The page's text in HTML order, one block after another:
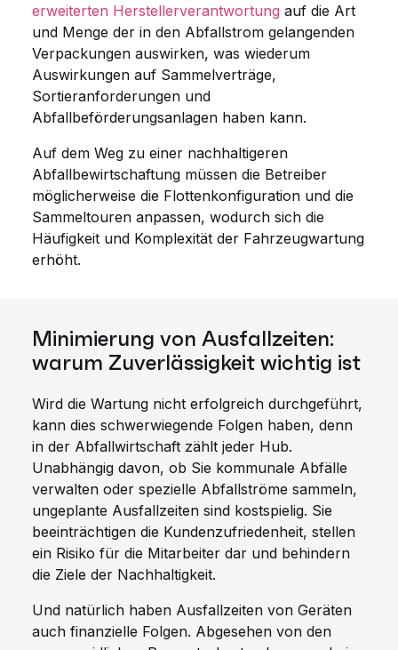
erweiterten Herstellerverantwortung auf die Art
und Menge der in den Abfallstrom gelangenden
Verpackungen auswirken, was wiederum
Auswirkungen auf Sammelverträge,
Sortieranforderungen und
Abfallbeförderungsanlagen haben kann.
Auf dem Weg zu einer nachhaltigeren
Abfallbewirtschaftung müssen die Betreiber
möglicherweise die Flottenkonfiguration und die
Sammeltouren anpassen, wodurch sich die
Häufigkeit und Komplexität der Fahrzeugwartung
erhöht.
Minimierung von Ausfallzeiten:
warum Zuverlässigkeit wichtig ist
Wird die Wartung nicht erfolgreich durchgeführt,
kann dies schwerwiegende Folgen haben, denn
in der Abfallwirtschaft zählt jeder Hub.
Unabhängig davon, ob Sie kommunale Abfälle
verwalten oder spezielle Abfallströme sammeln,
ungeplante Ausfallzeiten sind kostspielig. Sie
beeinträchtigen die Kundenzufriedenheit, stellen
ein Risiko für die Mitarbeiter dar und behindern
die Ziele der Nachhaltigkeit.
Und natürlich haben Ausfallzeiten von Geräten
auch finanzielle Folgen. Abgesehen von den